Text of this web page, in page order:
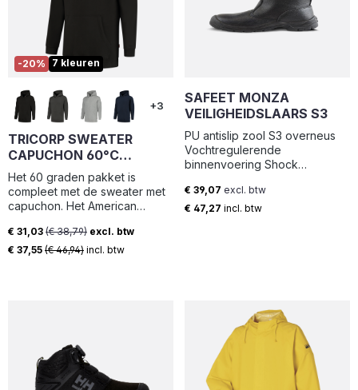
-20% 7 kleuren
+3
TRICORP SWEATER
CAPUCHON 60°C
WASBAAR 301019
Het 60 graden pakket is
compleet met de sweater met
capuchon. Het American
tijdens koude werkdagen. Na
het wassen droog je de
polyester, omdat dit een
gemêleerde kleur is.
Verkoopprijs:
€ 31,03 (€ 38,79) excl. btw
€ 37,55 (€ 46,94) incl. btw
SAFEET MONZA
VEILIGHEIDSLAARS S3
PU antislip zool S3 overneus
Vochtregulerende
binnenvoering Shock
Stalen neus en tussenzool
Normale prijs:
€ 39,07 excl. btw
€ 47,27 incl. btw